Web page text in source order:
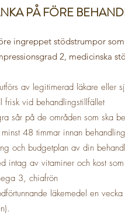
PÅ FÖRE
ingreppet stödstrumpor
2, medicinska
av legitimerad läkare eller
frisk vid behandlingstillfället
sår på de områden som ska
minst 48 timmar innan
och budgetplan av din
intag av vitaminer och kost
3, chiafrön
läkemedel en